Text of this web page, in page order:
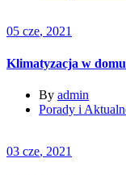
05 cze, 2021
Klimatyzacja w
By admin
Porady i
03 cze, 2021